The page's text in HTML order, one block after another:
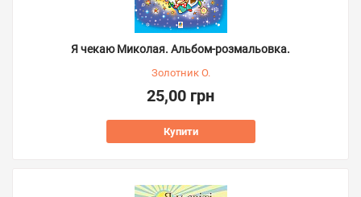
Я чекаю Миколая. Альбом-розмальовка.
Золотник О.
25,00 грн
Купити